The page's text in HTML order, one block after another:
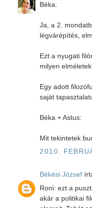
Béka:
Ja, a 2.
légvárépítés,
Ezt a nyugati
milyen
Egy adott
saját
Béka + Astus:
Mit tekintetek
2010.
Békési József
Roni: ezt a
akár a politikai